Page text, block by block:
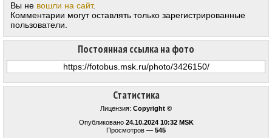
Статистика
Лицензия: Copyright ©
Опубликовано 24.10.2024 10:32 MSK
Просмотров — 545
Постоянная ссылка на фото
Вы не вошли на сайт.
Комментарии могут оставлять только зарегистрированные
пользователи.